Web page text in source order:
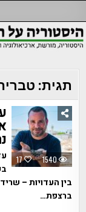
to
content
תגית:
17 1540
בין העדויות –
ברצפת…